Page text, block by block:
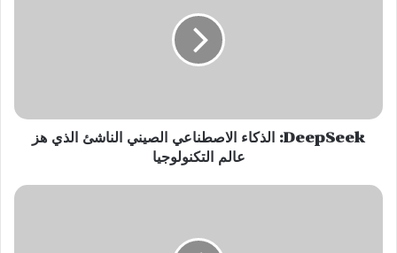
التكنولوجيا
DeepSeek: الذكاء الاصطناعي الصيني الناشئ الذي هز
عالم التكنولوجيا
لماذا